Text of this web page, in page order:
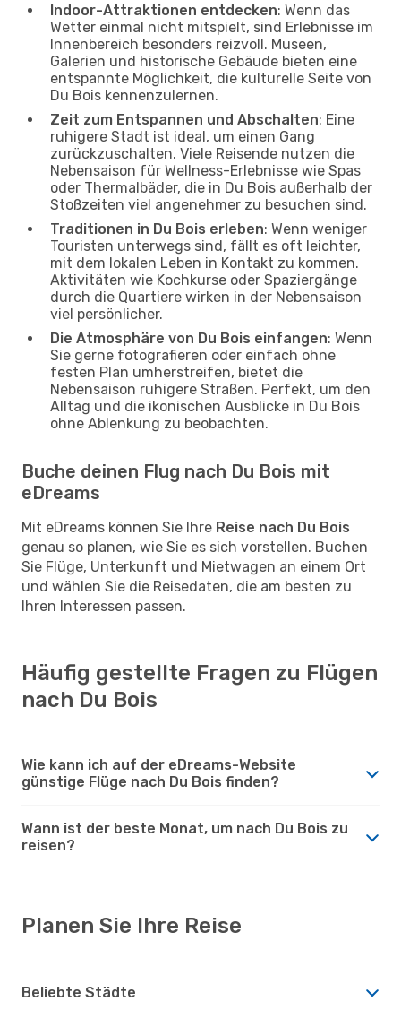
Indoor-Attraktionen entdecken: Wenn das
Wetter einmal nicht mitspielt, sind Erlebnisse im
Innenbereich besonders reizvoll. Museen,
Galerien und historische Gebäude bieten eine
entspannte Möglichkeit, die kulturelle Seite von
Du Bois kennenzulernen.
Zeit zum Entspannen und Abschalten: Eine
ruhigere Stadt ist ideal, um einen Gang
zurückzuschalten. Viele Reisende nutzen die
Nebensaison für Wellness-Erlebnisse wie Spas
oder Thermalbäder, die in Du Bois außerhalb der
Stoßzeiten viel angenehmer zu besuchen sind.
Traditionen in Du Bois erleben: Wenn weniger
Touristen unterwegs sind, fällt es oft leichter,
mit dem lokalen Leben in Kontakt zu kommen.
Aktivitäten wie Kochkurse oder Spaziergänge
durch die Quartiere wirken in der Nebensaison
viel persönlicher.
Die Atmosphäre von Du Bois einfangen: Wenn
Sie gerne fotografieren oder einfach ohne
festen Plan umherstreifen, bietet die
Nebensaison ruhigere Straßen. Perfekt, um den
Alltag und die ikonischen Ausblicke in Du Bois
ohne Ablenkung zu beobachten.
Buche deinen Flug nach Du Bois mit
eDreams
Mit eDreams können Sie Ihre Reise nach Du Bois
genau so planen, wie Sie es sich vorstellen. Buchen
Sie Flüge, Unterkunft und Mietwagen an einem Ort
und wählen Sie die Reisedaten, die am besten zu
Ihren Interessen passen.
Häufig gestellte Fragen zu Flügen
nach Du Bois
Wie kann ich auf der eDreams-Website
günstige Flüge nach Du Bois finden?
Wann ist der beste Monat, um nach Du Bois zu
reisen?
Planen Sie Ihre Reise
Beliebte Städte